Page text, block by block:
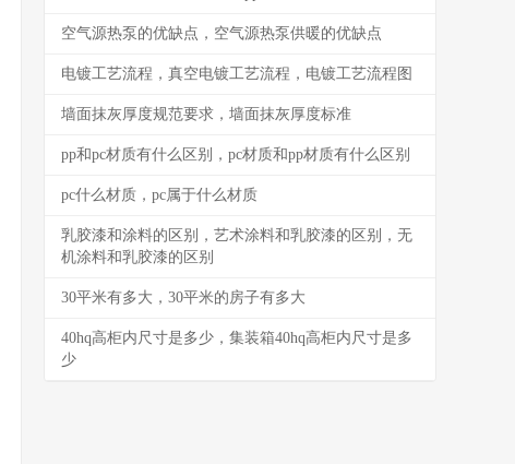
空气源热泵的优缺点，空气源热泵供暖的优缺点
电镀工艺流程，真空电镀工艺流程，电镀工艺流程图
墙面抹灰厚度规范要求，墙面抹灰厚度标准
pp和pc材质有什么区别，pc材质和pp材质有什么区别
pc什么材质，pc属于什么材质
乳胶漆和涂料的区别，艺术涂料和乳胶漆的区别，无
机涂料和乳胶漆的区别
30平米有多大，30平米的房子有多大
40hq高柜内尺寸是多少，集装箱40hq高柜内尺寸是多
少